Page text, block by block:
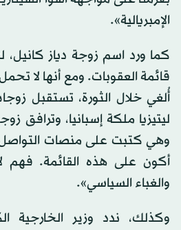
الإمبريالية».
كما ورد اسم زوجة دياز كانيل،
قائمة العقوبات. ومع أنها لا
أُلغي خلال الثورة، تستقبل
ليتيزيا ملكة إسبانيا، وترافق
وهي كتبت على منصات
أكون على هذه القائمة. فهم
والغباء السياسي».
وكذلك، ندد وزير الخارجية